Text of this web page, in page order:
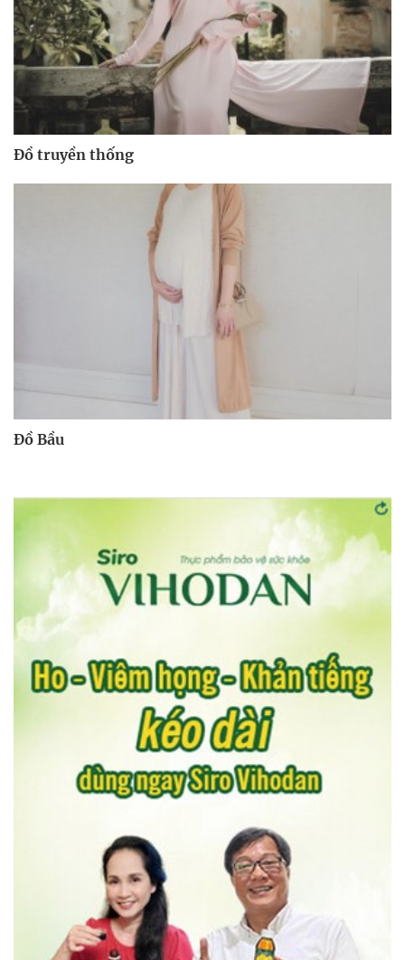
Đồ truyền thống
Đồ Bầu